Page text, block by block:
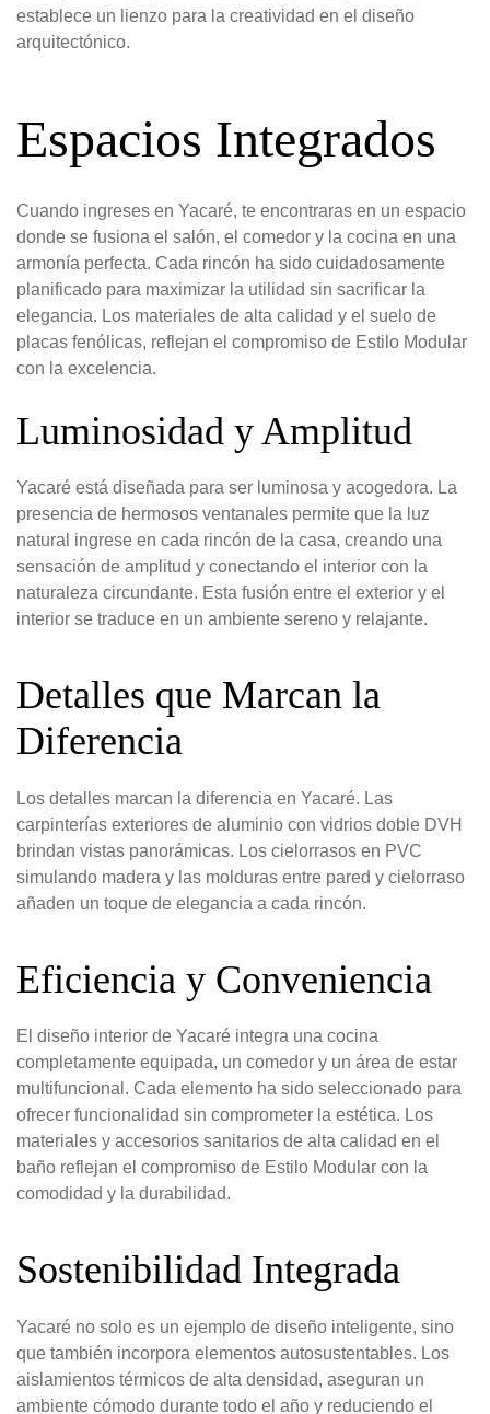
establece un lienzo para la creatividad en el diseño
arquitectónico.
Espacios Integrados
Cuando ingreses en Yacaré, te encontraras en un espacio
donde se fusiona el salón, el comedor y la cocina en una
armonía perfecta. Cada rincón ha sido cuidadosamente
planificado para maximizar la utilidad sin sacrificar la
elegancia. Los materiales de alta calidad y el suelo de
placas fenólicas, reflejan el compromiso de Estilo Modular
con la excelencia.
Luminosidad y Amplitud
Yacaré está diseñada para ser luminosa y acogedora. La
presencia de hermosos ventanales permite que la luz
natural ingrese en cada rincón de la casa, creando una
sensación de amplitud y conectando el interior con la
naturaleza circundante. Esta fusión entre el exterior y el
interior se traduce en un ambiente sereno y relajante.
Detalles que Marcan la
Diferencia
Los detalles marcan la diferencia en Yacaré. Las
carpinterías exteriores de aluminio con vidrios doble DVH
brindan vistas panorámicas. Los cielorrasos en PVC
simulando madera y las molduras entre pared y cielorraso
añaden un toque de elegancia a cada rincón.
Eficiencia y Conveniencia
El diseño interior de Yacaré integra una cocina
completamente equipada, un comedor y un área de estar
multifuncional. Cada elemento ha sido seleccionado para
ofrecer funcionalidad sin comprometer la estética. Los
materiales y accesorios sanitarios de alta calidad en el
baño reflejan el compromiso de Estilo Modular con la
comodidad y la durabilidad.
Sostenibilidad Integrada
Yacaré no solo es un ejemplo de diseño inteligente, sino
que también incorpora elementos autosustentables. Los
aislamientos térmicos de alta densidad, aseguran un
ambiente cómodo durante todo el año y reduciendo el